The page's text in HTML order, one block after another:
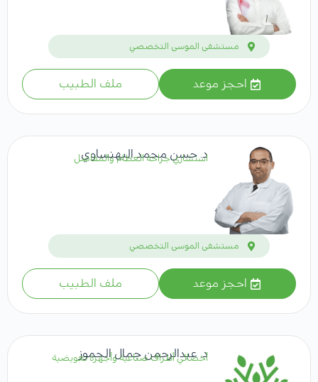
مستشفى الموسى التخصصي
احجز موعد ملف الطبيب
د. حسن محمد البهنساوي
استشاري جراحة العظام والمفاصل
مستشفى الموسى التخصصي
احجز موعد ملف الطبيب
د. عبدالرحمن جمال الحموز
أخصائي أطراف صناعية وأجهزة تعويضية